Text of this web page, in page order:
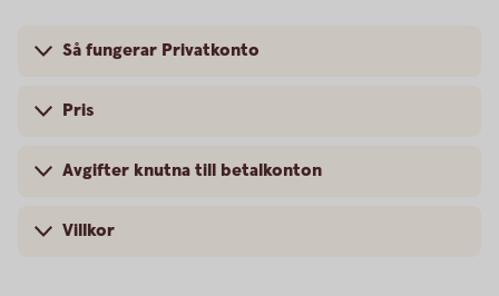
Så fungerar Privatkonto
Pris
Avgifter knutna till betalkonton
Villkor